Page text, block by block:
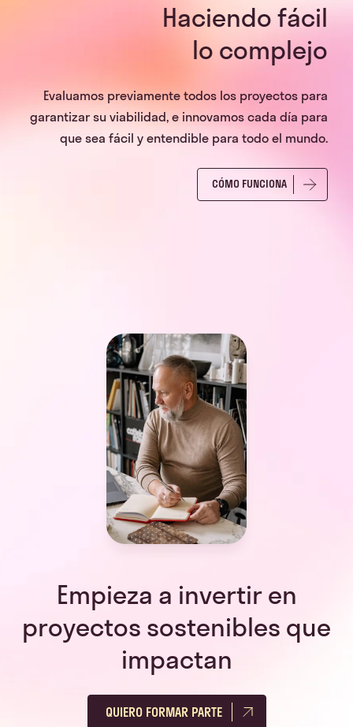
Haciendo fácil
lo complejo
Evaluamos previamente todos los proyectos para
garantizar su viabilidad, e innovamos cada día para
que sea fácil y entendible para todo el mundo.
CÓMO FUNCIONA
Empieza a invertir en
proyectos sostenibles que
impactan
QUIERO FORMAR PARTE